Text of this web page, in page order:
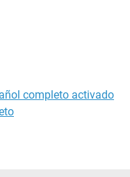
completo activado